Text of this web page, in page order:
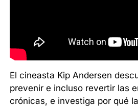
El cineasta Kip Andersen
prevenir e incluso revertir las
crónicas, e investiga por qué